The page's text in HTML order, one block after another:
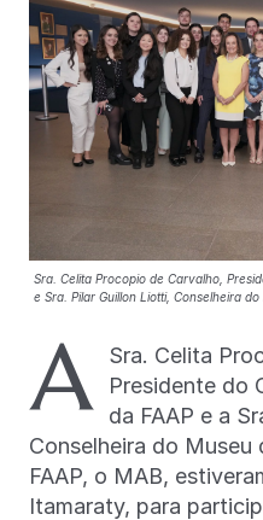
Sra. Celita Procopio de Carvalho,
e Sra. Pilar Guillon Liotti, Conselheira
A
Sra. Celita
Presidente do
da FAAP e a
Conselheira do Museu
FAAP, o MAB,
Itamaraty, para